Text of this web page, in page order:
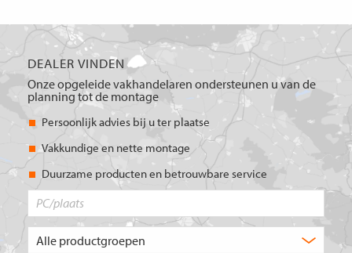
DEALER VINDEN
Onze opgeleide vakhandelaren ondersteunen u van de
planning tot de montage
Persoonlijk advies bij u ter plaatse
Vakkundige en nette montage
Duurzame producten en betrouwbare service